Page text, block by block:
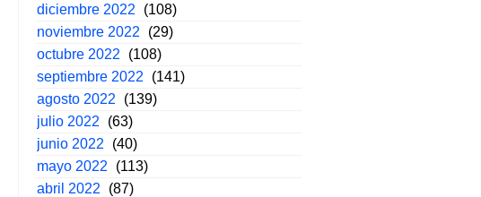
diciembre 2022
(108)
noviembre 2022
(29)
octubre 2022
(108)
septiembre 2022
(141)
agosto 2022
(139)
julio 2022
(63)
junio 2022
(40)
mayo 2022
(113)
abril 2022
(87)